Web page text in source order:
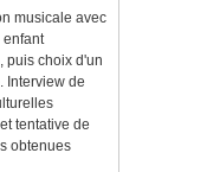
musicale avec
enfant
puis choix d'un
Interview de
tentative de
obtenues